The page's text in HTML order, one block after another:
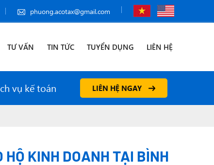
phuong.acotax@gmail.com
TƯ VẤN TIN TỨC TUYỂN DỤNG LIÊN HỆ
vụ kế toán LIÊN HỆ NGAY
KINH DOANH TẠI BÌNH